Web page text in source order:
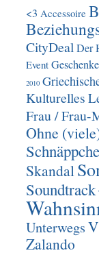
<3 Accessoire
CityDealDer
Event Geschenke
2010
Kulturelles
Frau / Frau-
Ohne
Skandal
Soundtrack
Unterwegs
Zalando